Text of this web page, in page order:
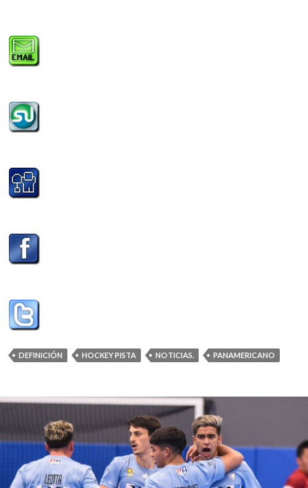
DEFINICIÓN HOCKEY PISTA NOTICIAS. PANAMERICANO